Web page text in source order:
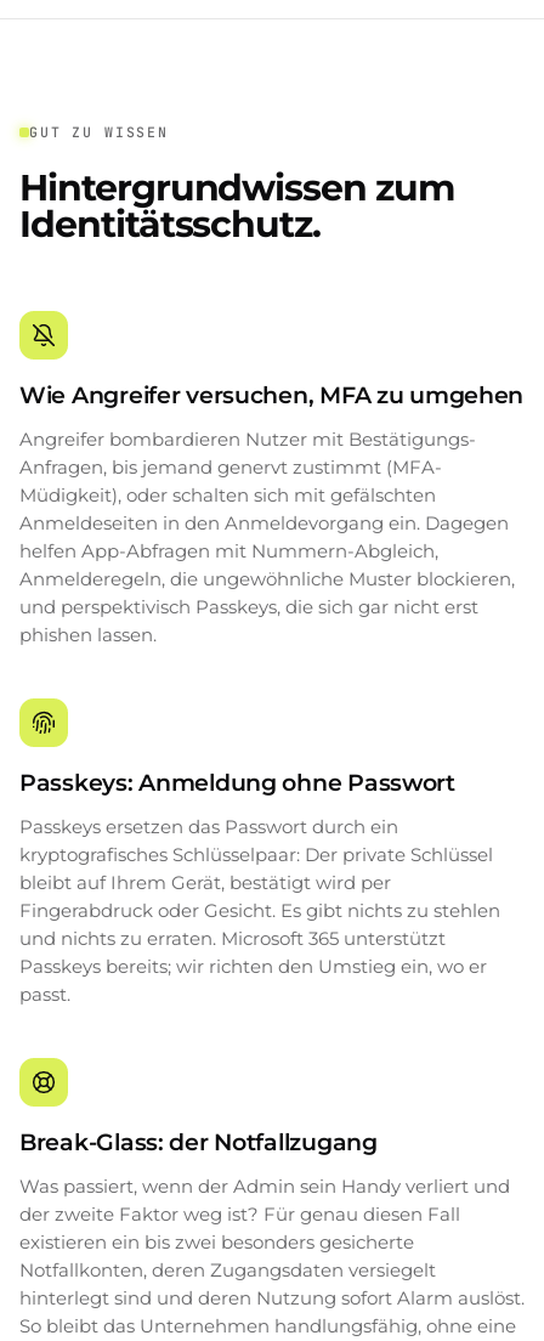
GUT ZU WISSEN
Hintergrundwissen zum
Identitätsschutz.
Wie Angreifer versuchen, MFA zu umgehen
Angreifer bombardieren Nutzer mit Bestätigungs-
Anfragen, bis jemand genervt zustimmt (MFA-
Müdigkeit), oder schalten sich mit gefälschten
Anmeldeseiten in den Anmeldevorgang ein. Dagegen
helfen App-Abfragen mit Nummern-Abgleich,
Anmelderegeln, die ungewöhnliche Muster blockieren,
und perspektivisch Passkeys, die sich gar nicht erst
phishen lassen.
Passkeys: Anmeldung ohne Passwort
Passkeys ersetzen das Passwort durch ein
kryptografisches Schlüsselpaar: Der private Schlüssel
bleibt auf Ihrem Gerät, bestätigt wird per
Fingerabdruck oder Gesicht. Es gibt nichts zu stehlen
und nichts zu erraten. Microsoft 365 unterstützt
Passkeys bereits; wir richten den Umstieg ein, wo er
passt.
Break-Glass: der Notfallzugang
Was passiert, wenn der Admin sein Handy verliert und
der zweite Faktor weg ist? Für genau diesen Fall
existieren ein bis zwei besonders gesicherte
Notfallkonten, deren Zugangsdaten versiegelt
hinterlegt sind und deren Nutzung sofort Alarm auslöst.
So bleibt das Unternehmen handlungsfähig, ohne eine